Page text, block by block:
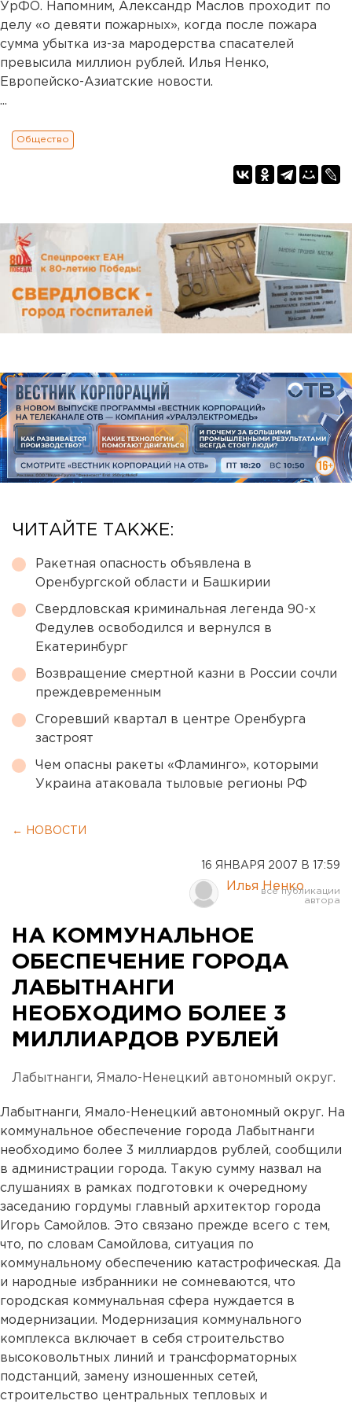
УрФО. Напомним, Александр Маслов проходит по
делу «о девяти пожарных», когда после пожара
сумма убытка из-за мародерства спасателей
превысила миллион рублей. Илья Ненко,
Европейско-Азиатские новости.
...
Общество
ЧИТАЙТЕ ТАКЖЕ:
Ракетная опасность объявлена в
Оренбургской области и Башкирии
Свердловская криминальная легенда 90-х
Федулев освободился и вернулся в
Екатеринбург
Возвращение смертной казни в России сочли
преждевременным
Сгоревший квартал в центре Оренбурга
застроят
Чем опасны ракеты «Фламинго», которыми
Украина атаковала тыловые регионы РФ
← НОВОСТИ
16 ЯНВАРЯ 2007 В 17:59
Илья Ненко
НА КОММУНАЛЬНОЕ
ОБЕСПЕЧЕНИЕ ГОРОДА
ЛАБЫТНАНГИ
НЕОБХОДИМО БОЛЕЕ 3
МИЛЛИАРДОВ РУБЛЕЙ
Лабытнанги, Ямало-Ненецкий автономный округ.
Лабытнанги, Ямало-Ненецкий автономный округ. На
коммунальное обеспечение города Лабытнанги
необходимо более 3 миллиардов рублей, сообщили
в администрации города. Такую сумму назвал на
слушаниях в рамках подготовки к очередному
заседанию гордумы главный архитектор города
Игорь Самойлов. Это связано прежде всего с тем,
что, по словам Самойлова, ситуация по
коммунальному обеспечению катастрофическая. Да
и народные избранники не сомневаются, что
городская коммунальная сфера нуждается в
модернизации. Модернизация коммунального
комплекса включает в себя строительство
высоковольтных линий и трансформаторных
подстанций, замену изношенных сетей,
строительство центральных тепловых и